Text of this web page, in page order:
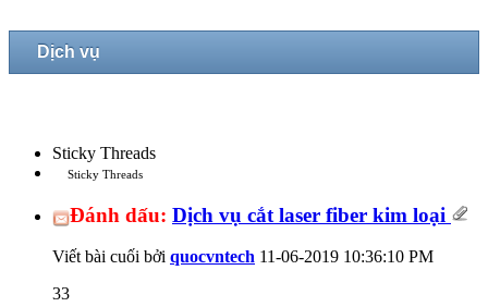
Dịch vụ
Sticky Threads
Sticky Threads
Đánh dấu: Dịch vụ cắt laser fiber kim loại
Viết bài cuối bởi quocvntech 11-06-2019 10:36:10 PM
33